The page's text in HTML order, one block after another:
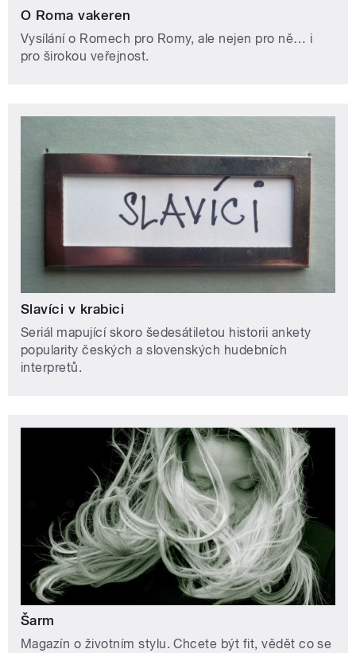
O Roma vakeren
Vysílání o Romech pro Romy, ale nejen pro ně… i
pro širokou veřejnost.
Slavíci v krabici
Seriál mapující skoro šedesátiletou historii ankety
popularity českých a slovenských hudebních
interpretů.
Šarm
Magazín o životním stylu. Chcete být fit, vědět co se